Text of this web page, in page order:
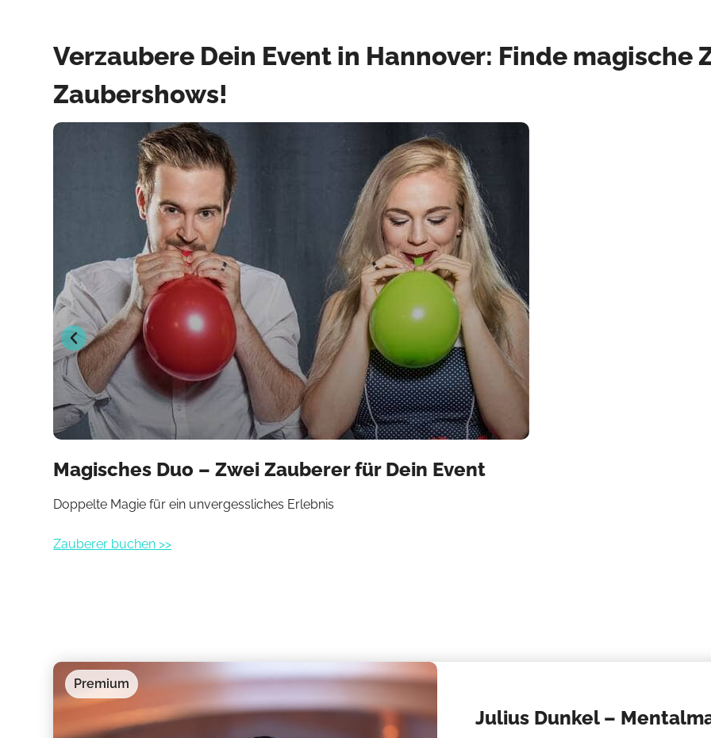
Verzaubere Dein Event in Hannover: Finde magische
Zaubershows!
Magisches Duo – Zwei Zauberer für Dein Event
Doppelte Magie für ein unvergessliches Erlebnis
Zauberer buchen >>
Premium
Julius Dunkel –